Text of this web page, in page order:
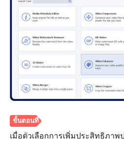
ขั้นตอนที่
เมื่อตัวเลือกการเพิ่มประสิทธิภา